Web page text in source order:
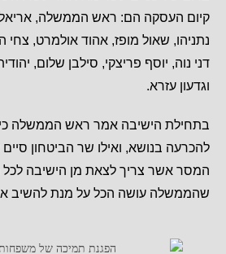
קיום העסקה הם: ראש הממשלה, אריאל
נתניהו, שאול מופז, אהוד אולמרט, צחי
דני נוה, יוסף פריצקי, סילבן שלום,
וגדעון עזרא.
בתחילת הישיבה אמר ראש הממשלה
להכרעה בנושא, ואילו שר הביטחון
המסר אשר צריך לצאת מן הישיבה
שהממשלה עושה הכל על מנת להשיב